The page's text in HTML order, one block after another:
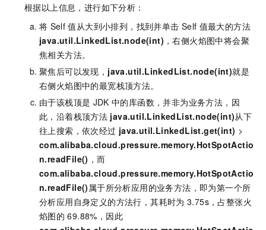
根据以上信息，进行如下分析：
将 Self 值从大到小排列，找到并单击 Self 值最大的方法
java.util.LinkedList.node(int) ，右侧火焰图中将会聚
焦相关方法。
聚焦后可以发现， java.util.LinkedList.node(int)就是
右侧火焰图中的最宽栈顶方法。
由于该栈顶是 JDK 中的库函数，并非为业务方法，因
此，沿着栈顶方法 java.util.LinkedList.node(int)从下
往上搜索，依次经过 java.util.LinkedList.get(int) >
com.alibaba.cloud.pressure.memory.HotSpotActio
n.readFile() ，而
com.alibaba.cloud.pressure.memory.HotSpotActio
n.readFile() 属于所分析应用的业务方法，即为第一个所
分析应用自身定义的方法行，其耗时为 3.75s，占整张火
焰图的 69.88%，因此